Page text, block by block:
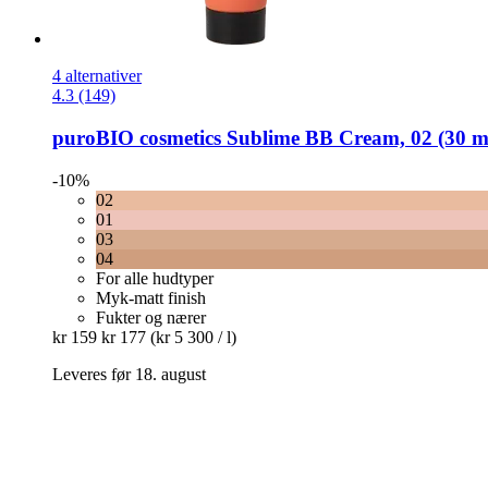
4 alternativer
4.3 (149)
puroBIO cosmetics Sublime BB Cream, 02 (30
-10%
02
01
03
04
For alle hudtyper
Myk-matt finish
Fukter og nærer
kr 159 kr 177 (kr 5 300 / l)
Leveres før 18. august